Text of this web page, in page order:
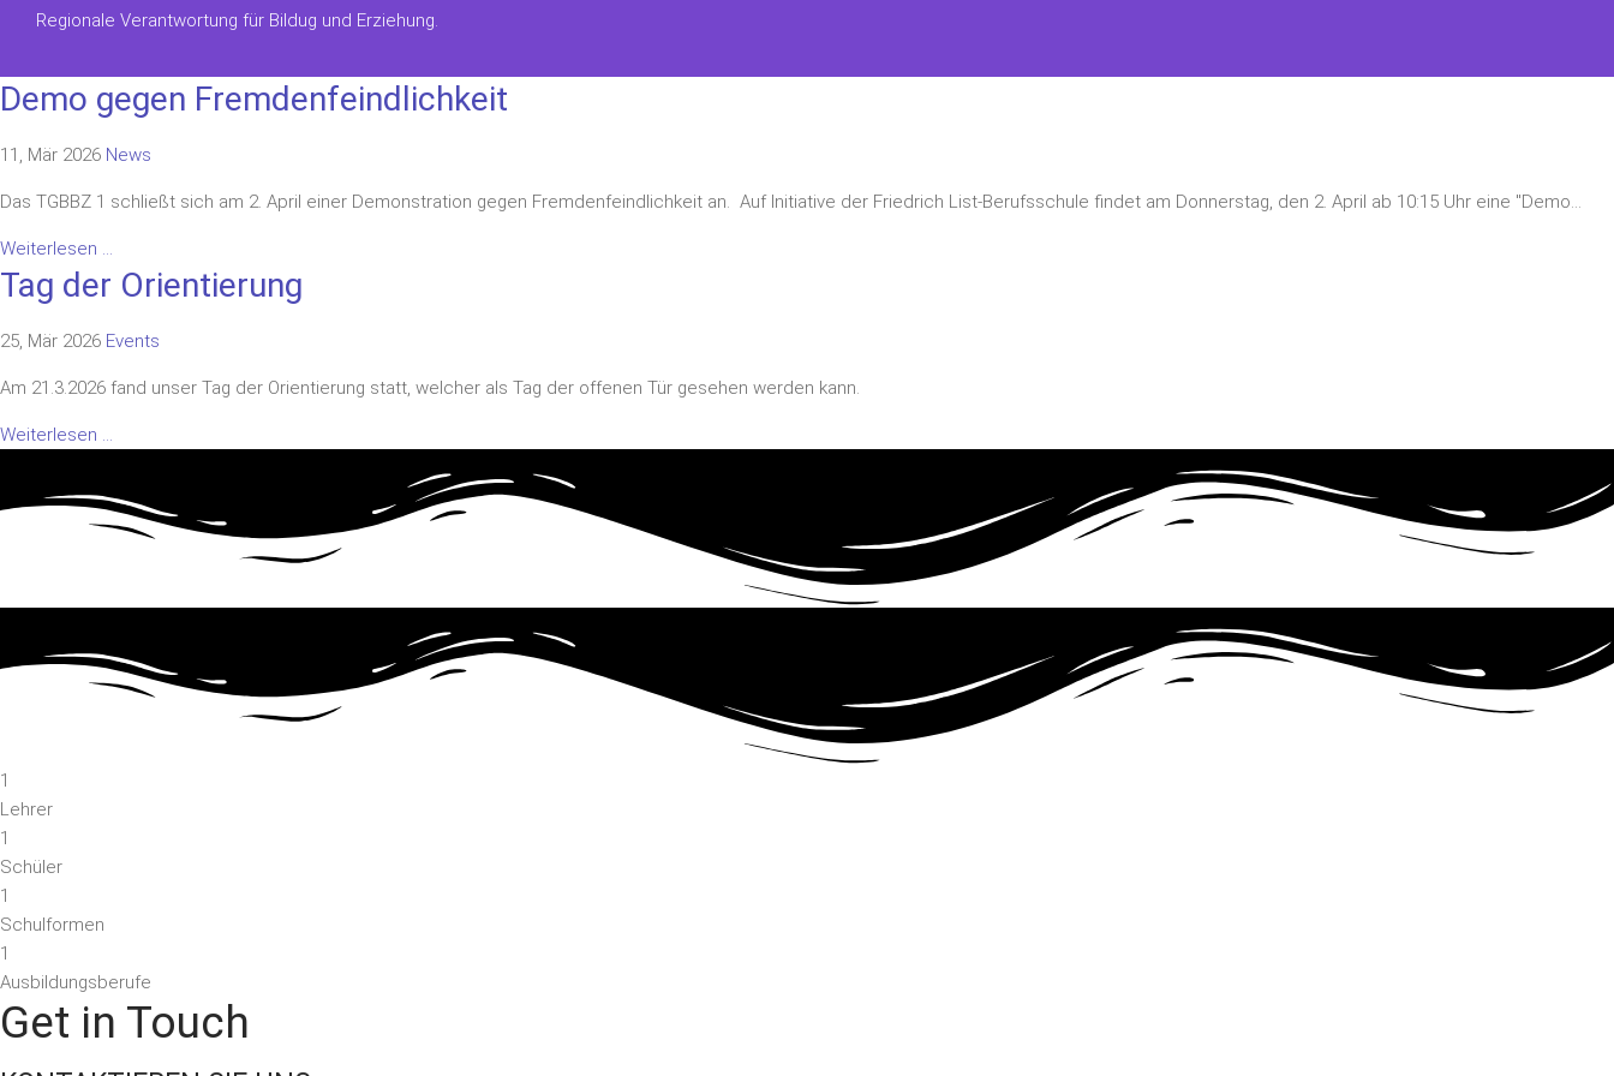
Regionale Verantwortung für Bildug und Erziehung.
Demo gegen Fremdenfeindlichkeit
11, Mär 2026 News
Das TGBBZ 1 schließt sich am 2. April einer Demonstration gegen Fremdenfeindlichkeit an. Auf Initiative der Friedrich List-Berufsschule findet am Donnerstag, den 2. April ab 10:15 Uhr eine "Demo...
Weiterlesen ...
Tag der Orientierung
25, Mär 2026 Events
Am 21.3.2026 fand unser Tag der Orientierung statt, welcher als Tag der offenen Tür gesehen werden kann.
Weiterlesen ...
1
Lehrer
1
Schüler
1
Schulformen
1
Ausbildungsberufe
Get in Touch